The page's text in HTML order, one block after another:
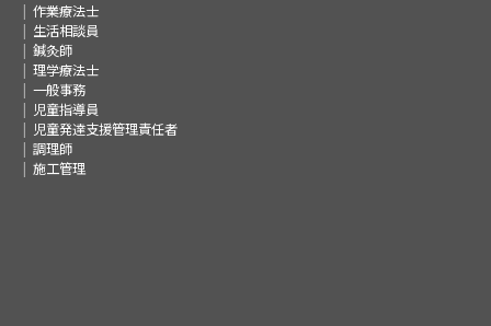
作業療法士
生活相談員
鍼灸師
理学療法士
一般事務
児童指導員
児童発達支援管理責任者
調理師
施工管理